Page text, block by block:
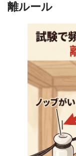
離ルール